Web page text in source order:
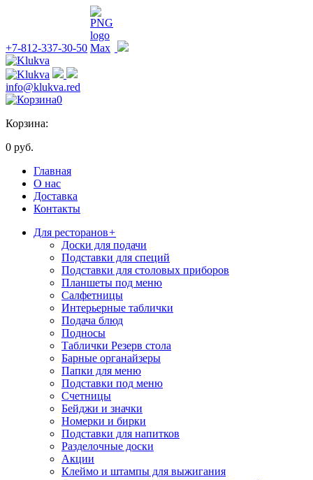
+7-812-337-30-50
info@klukva.red
0
Корзина:
0 руб.
Главная
О нас
Доставка
Контакты
Для ресторанов+
Доски для подачи
Подставки для специй
Подставки для столовых приборов
Планшеты под меню
Салфетницы
Интерьерные таблички
Подача блюд
Подносы
Таблички Резерв стола
Барные органайзеры
Папки для меню
Подставки под меню
Счетницы
Бейджи и значки
Номерки и бирки
Подставки для напитков
Разделочные доски
Акции
Клеймо и штампы для выжигания